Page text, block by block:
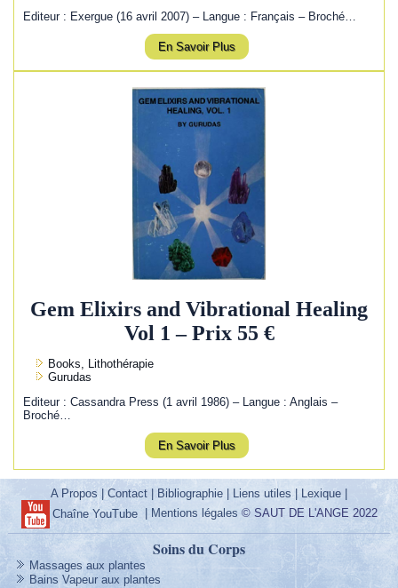
Editeur : Exergue (16 avril 2007) – Langue : Français – Broché…
En Savoir Plus
Gem Elixirs and Vibrational Healing
Vol 1 – Prix 55 €
Books, Lithothérapie
Gurudas
Editeur : Cassandra Press (1 avril 1986) – Langue : Anglais –
Broché…
En Savoir Plus
A Propos |Contact | Bibliographie | Liens utiles| Lexique |
Chaîne YouTube| Mentions légales © SAUT DE L'ANGE 2022
Soins du Corps
Massages aux plantes
Bains Vapeur aux plantes